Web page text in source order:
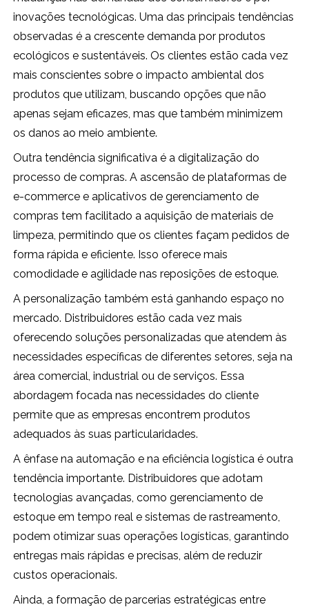
inovações tecnológicas. Uma das principais tendências
observadas é a crescente demanda por produtos
ecológicos e sustentáveis. Os clientes estão cada vez
mais conscientes sobre o impacto ambiental dos
produtos que utilizam, buscando opções que não
apenas sejam eficazes, mas que também minimizem
os danos ao meio ambiente.
Outra tendência significativa é a digitalização do
processo de compras. A ascensão de plataformas de
e-commerce e aplicativos de gerenciamento de
compras tem facilitado a aquisição de materiais de
limpeza, permitindo que os clientes façam pedidos de
forma rápida e eficiente. Isso oferece mais
comodidade e agilidade nas reposições de estoque.
A personalização também está ganhando espaço no
mercado. Distribuidores estão cada vez mais
oferecendo soluções personalizadas que atendem às
necessidades específicas de diferentes setores, seja na
área comercial, industrial ou de serviços. Essa
abordagem focada nas necessidades do cliente
permite que as empresas encontrem produtos
adequados às suas particularidades.
A ênfase na automação e na eficiência logística é outra
tendência importante. Distribuidores que adotam
tecnologias avançadas, como gerenciamento de
estoque em tempo real e sistemas de rastreamento,
podem otimizar suas operações logísticas, garantindo
entregas mais rápidas e precisas, além de reduzir
custos operacionais.
Ainda, a formação de parcerias estratégicas entre